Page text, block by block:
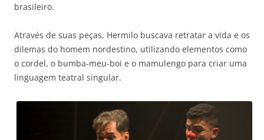
brasileiro.
Através de suas peças, Hermilo buscava retratar a vida e os
dilemas do homem nordestino, utilizando elementos como
o cordel, o bumba-meu-boi e o mamulengo para criar uma
linguagem teatral singular.